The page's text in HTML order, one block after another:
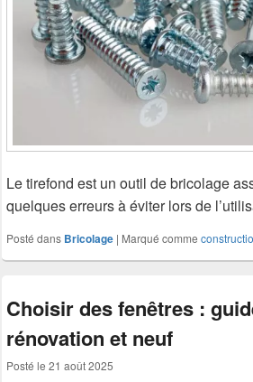
Le tirefond est un outil de bricolage
quelques erreurs à éviter lors de
Posté dans Bricolage | Marqué comme
Choisir des fenêtres :
rénovation et neuf
Posté le 21 août 2025